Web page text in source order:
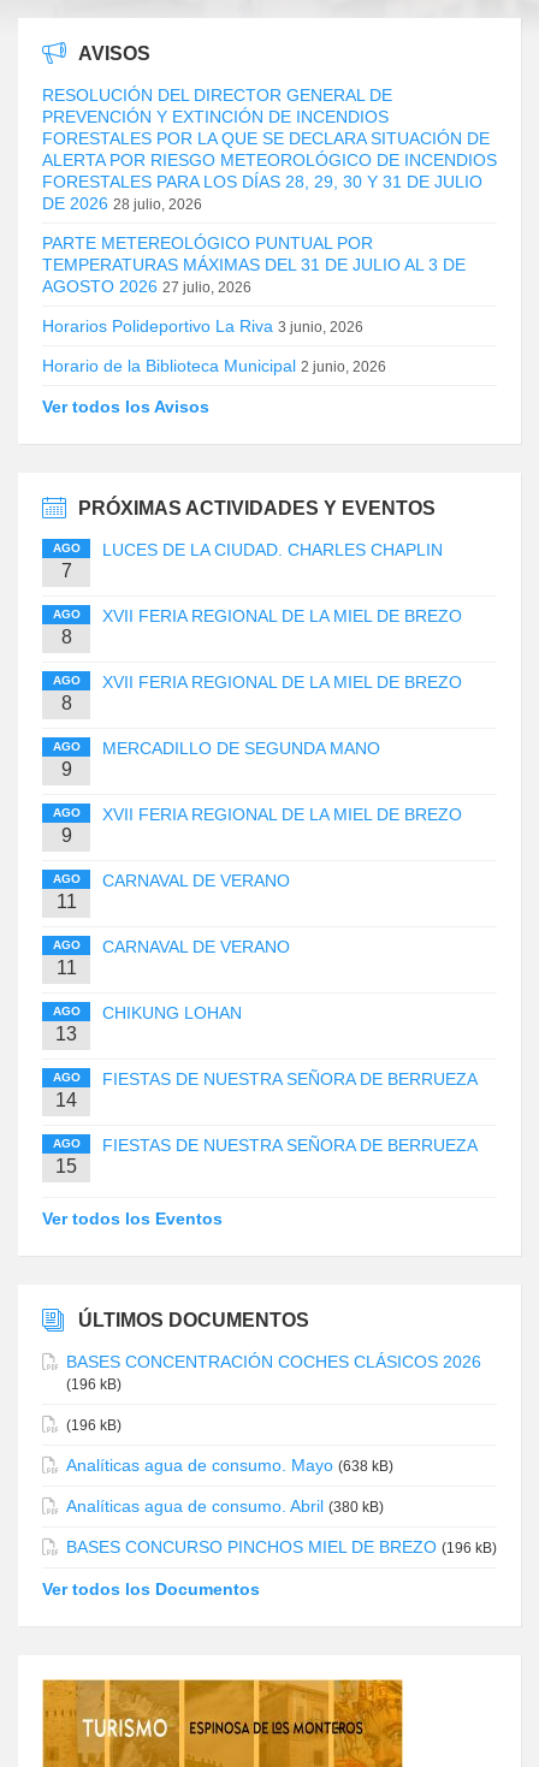
AVISOS
RESOLUCIÓN DEL DIRECTOR GENERAL DE
PREVENCIÓN Y EXTINCIÓN DE INCENDIOS
FORESTALES POR LA QUE SE DECLARA SITUACIÓN DE
ALERTA POR RIESGO METEOROLÓGICO DE INCENDIOS
FORESTALES PARA LOS DÍAS 28, 29, 30 Y 31 DE JULIO
DE 2026 28 julio, 2026
PARTE METEREOLÓGICO PUNTUAL POR
TEMPERATURAS MÁXIMAS DEL 31 DE JULIO AL 3 DE
AGOSTO 2026 27 julio, 2026
Horarios Polideportivo La Riva 3 junio, 2026
Horario de la Biblioteca Municipal 2 junio, 2026
Ver todos los Avisos
PRÓXIMAS ACTIVIDADES Y EVENTOS
AGO
7
LUCES DE LA CIUDAD. CHARLES CHAPLIN
AGO
8
XVII FERIA REGIONAL DE LA MIEL DE BREZO
AGO
8
XVII FERIA REGIONAL DE LA MIEL DE BREZO
AGO
9
MERCADILLO DE SEGUNDA MANO
AGO
9
XVII FERIA REGIONAL DE LA MIEL DE BREZO
AGO
11
CARNAVAL DE VERANO
AGO
11
CARNAVAL DE VERANO
AGO
13
CHIKUNG LOHAN
AGO
14
FIESTAS DE NUESTRA SEÑORA DE BERRUEZA
AGO
15
FIESTAS DE NUESTRA SEÑORA DE BERRUEZA
Ver todos los Eventos
ÚLTIMOS DOCUMENTOS
BASES CONCENTRACIÓN COCHES CLÁSICOS 2026
(196 kB)
(196 kB)
Analíticas agua de consumo. Mayo (638 kB)
Analíticas agua de consumo. Abril (380 kB)
BASES CONCURSO PINCHOS MIEL DE BREZO (196 kB)
Ver todos los Documentos